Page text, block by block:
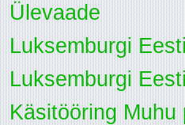
Ülevaade
Luksemburgi
Luksemburgi
Käsitööring Muhu